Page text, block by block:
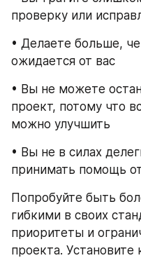
проверку или
• Делаете больше,
ожидается от вас
• Вы не можете
проект, потому что
можно улучшить
• Вы не в силах
принимать помощь
Попробуйте быть
гибкими в своих
приоритеты и
проекта.